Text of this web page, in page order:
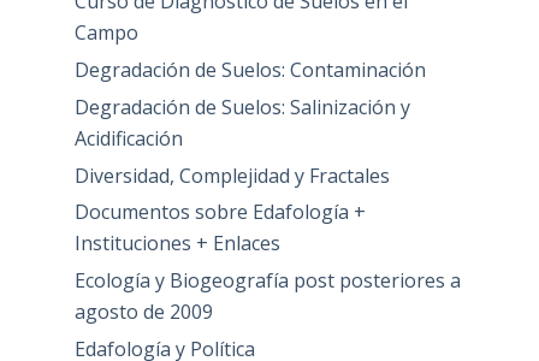
Campo
Degradación de Suelos: Contaminación
Degradación de Suelos: Salinización y
Acidificación
Diversidad, Complejidad y Fractales
Documentos sobre Edafología +
Instituciones + Enlaces
Ecología y Biogeografía post posteriores a
agosto de 2009
Edafología y Política